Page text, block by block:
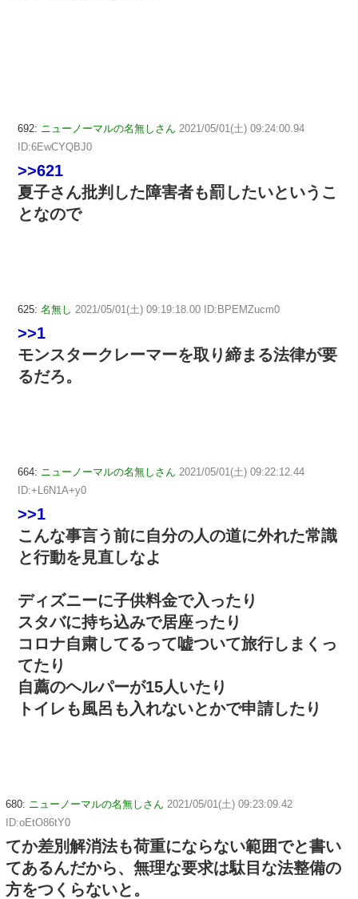
692: ニューノーマルの名無しさん 2021/05/01(土) 09:24:00.94
ID:6EwCYQBJ0
>>621
夏子さん批判した障害者も罰したいというこ
となので
625: 名無し 2021/05/01(土) 09:19:18.00 ID:BPEMZucm0
>>1
モンスタークレーマーを取り締まる法律が要
るだろ。
664: ニューノーマルの名無しさん 2021/05/01(土) 09:22:12.44
ID:+L6N1A+y0
>>1
こんな事言う前に自分の人の道に外れた常識
と行動を見直しなよ
ディズニーに子供料金で入ったり
スタバに持ち込みで居座ったり
コロナ自粛してるって嘘ついて旅行しまくっ
てたり
自薦のヘルパーが15人いたり
トイレも風呂も入れないとかで申請したり
680: ニューノーマルの名無しさん 2021/05/01(土) 09:23:09.42
ID:oEtO86tY0
てか差別解消法も荷重にならない範囲でと書い
てあるんだから、無理な要求は駄目な法整備の
方をつくらないと。